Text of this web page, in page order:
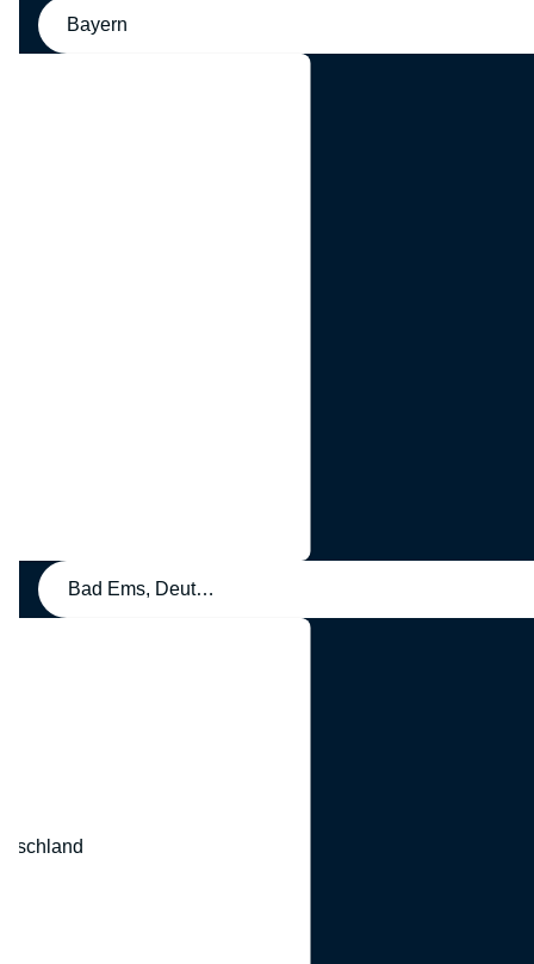
Bayern
Bad Ems, Deutschland